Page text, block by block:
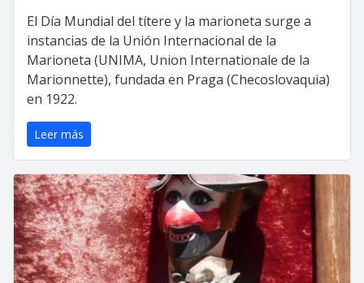
El Día Mundial del títere y la marioneta surge a
instancias de la Unión Internacional de la
Marioneta (UNIMA, Union Internationale de la
Marionnette), fundada en Praga (Checoslovaquia)
en 1922.
Leer más